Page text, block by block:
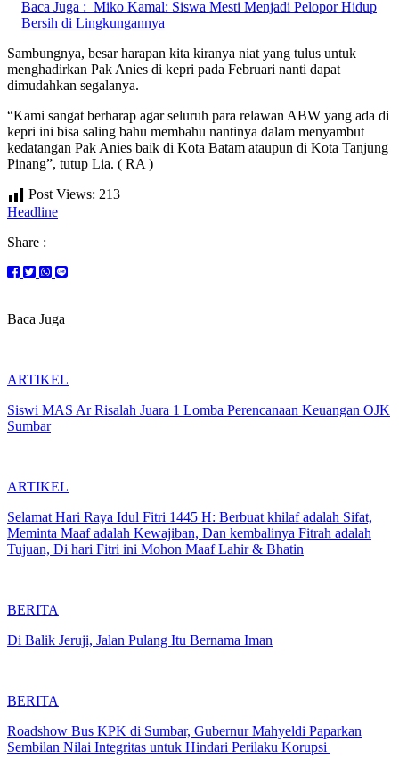
Baca Juga : Miko Kamal: Siswa Mesti Menjadi Pelopor Hidup
Bersih di Lingkungannya
Sambungnya, besar harapan kita kiranya niat yang tulus untuk
menghadirkan Pak Anies di kepri pada Februari nanti dapat
dimudahkan segalanya.
“Kami sangat berharap agar seluruh para relawan ABW yang ada di
kepri ini bisa saling bahu membahu nantinya dalam menyambut
kedatangan Pak Anies baik di Kota Batam ataupun di Kota Tanjung
Pinang”, tutup Lia. ( RA )
Post Views: 213
Headline
Share :
Baca Juga
ARTIKEL
Siswi MAS Ar Risalah Juara 1 Lomba Perencanaan Keuangan OJK
Sumbar
ARTIKEL
Selamat Hari Raya Idul Fitri 1445 H: Berbuat khilaf adalah Sifat,
Meminta Maaf adalah Kewajiban, Dan kembalinya Fitrah adalah
Tujuan, Di hari Fitri ini Mohon Maaf Lahir & Bhatin
BERITA
Di Balik Jeruji, Jalan Pulang Itu Bernama Iman
BERITA
Roadshow Bus KPK di Sumbar, Gubernur Mahyeldi Paparkan
Sembilan Nilai Integritas untuk Hindari Perilaku Korupsi